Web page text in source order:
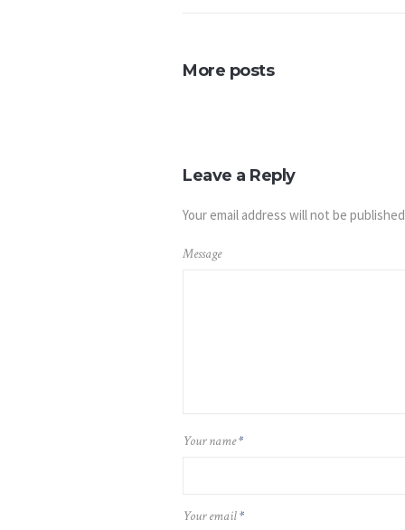
More posts
Leave a Reply
Your email address will not be
Message
Your name*
Your email*